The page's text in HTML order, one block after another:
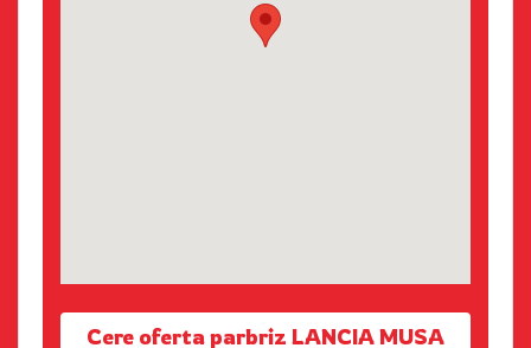
Cere oferta parbriz LANCIA MUSA